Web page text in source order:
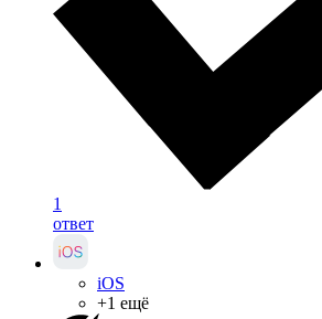
1
ответ
iOS
+1 ещё